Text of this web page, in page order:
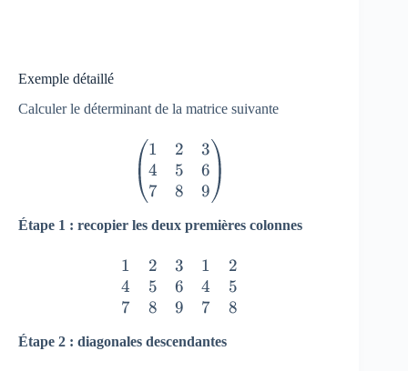
Exemple détaillé
Calculer le déterminant de la matrice suivante
\begin{pmatrix} 1 & 2 & 3
1
4
7
2
5
8
3
6
9
Étape 1 : recopier les deux premières colonnes
\begin{matrix} 1 & 2 & 3
1
4
7
2
5
8
3
6
9
1
4
7
2
5
8
Étape 2 : diagonales descendantes